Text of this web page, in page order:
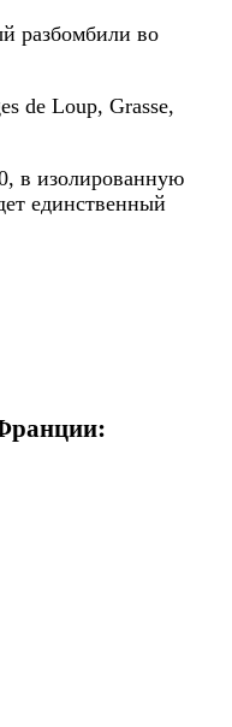
разбомбили во
в изолированную
единственный